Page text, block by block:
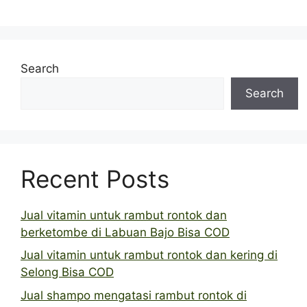
Search
Search
Recent Posts
Jual vitamin untuk rambut rontok dan
berketombe di Labuan Bajo Bisa COD
Jual vitamin untuk rambut rontok dan kering di
Selong Bisa COD
Jual shampo mengatasi rambut rontok di